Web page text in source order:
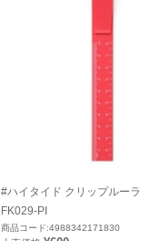
#ハイタイド クリップルー
FK029-PI
商品コード:4988342171830